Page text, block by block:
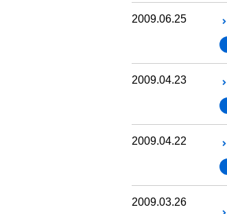
2009.06.25
2009.04.23
2009.04.22
2009.03.26